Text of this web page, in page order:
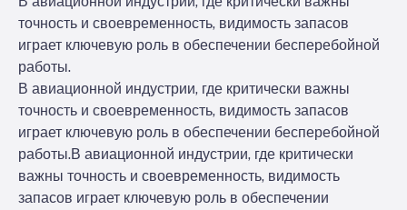
точность и своевременность, видимость запасов
играет ключевую роль в обеспечении бесперебойной
работы.
В авиационной индустрии, где критически важны
точность и своевременность, видимость запасов
играет ключевую роль в обеспечении бесперебойной
работы.В авиационной индустрии, где критически
важны точность и своевременность, видимость
запасов играет ключевую роль в обеспечении